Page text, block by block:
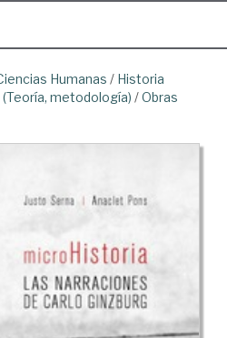
Humanas / Historia
metodología) /Obras